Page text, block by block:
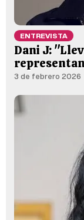
ENTREVISTA
Dani J:
3 de febrero 2026